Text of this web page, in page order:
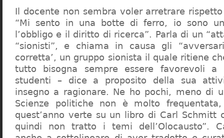
Il docente non sembra voler arretrare
“Mi sento in una botte di ferro, io sono
l’obbligo e il diritto di ricerca”. Parla di un
“sionisti”, e chiama in causa gli
corretta’, un gruppo sionista il quale ritiene
tutto bisogna sempre essere favorevoli a
studenti – dice a proposito della sua
insegno a ragionare. Ne ho pochi, meno di
Scienze politiche non è molto
quest’anno verte su un libro di Carl Schmitt
quindi non tratto i temi dell’Olocausto”.